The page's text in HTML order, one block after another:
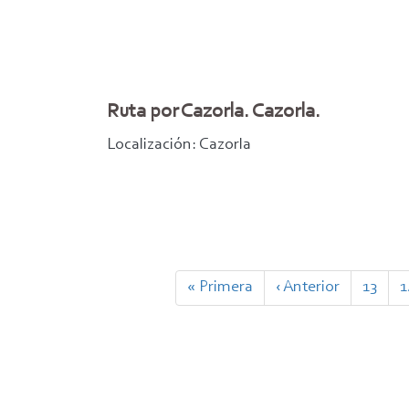
Ruta por Cazorla. Cazorla.
Localización: Cazorla
Primera
página
« Primera
Página
anterior
‹ Anterior Page
13